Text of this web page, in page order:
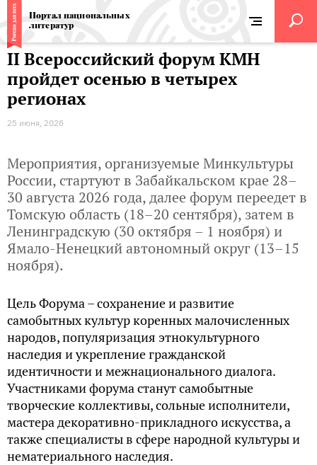
Портал национальных
литератур
II Всероссийский форум КМН
пройдет осенью в четырех
регионах
25 июня, 2026
Мероприятия, организуемые Минкультуры
России, стартуют в Забайкальском крае 28–
30 августа 2026 года, далее форум переедет в
Томскую область (18–20 сентября), затем в
Ленинградскую (30 октября – 1 ноября) и
Ямало-Ненецкий автономный округ (13–15
ноября).
Цель Форума – сохранение и развитие
самобытных культур коренных малочисленных
народов, популяризация этнокультурного
наследия и укрепление гражданской
идентичности и межнационального диалога.
Участниками форума станут самобытные
творческие коллективы, сольные исполнители,
мастера декоративно-прикладного искусства, а
также специалисты в сфере народной культуры и
нематериального наследия.